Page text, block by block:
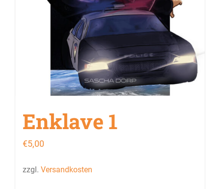
Enklave 1
€5,00
zzgl. Versandkosten